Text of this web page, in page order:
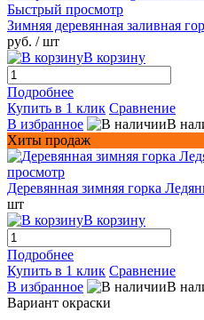
Быстрый просмотр
Зимняя деревянная заливная
руб. / шт
В корзину
Подробнее
Купить в 1 клик Сравнение
В избранное
В
Хиты продаж
просмотр
Деревянная зимняя горка
шт
В корзину
Подробнее
Купить в 1 клик Сравнение
В избранное
В
Вариант окраски